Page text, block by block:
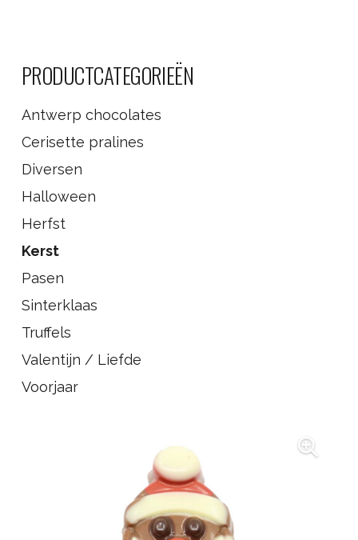
PRODUCTCATEGORIEËN
Antwerp chocolates
Cerisette pralines
Diversen
Halloween
Herfst
Kerst
Pasen
Sinterklaas
Truffels
Valentijn / Liefde
Voorjaar